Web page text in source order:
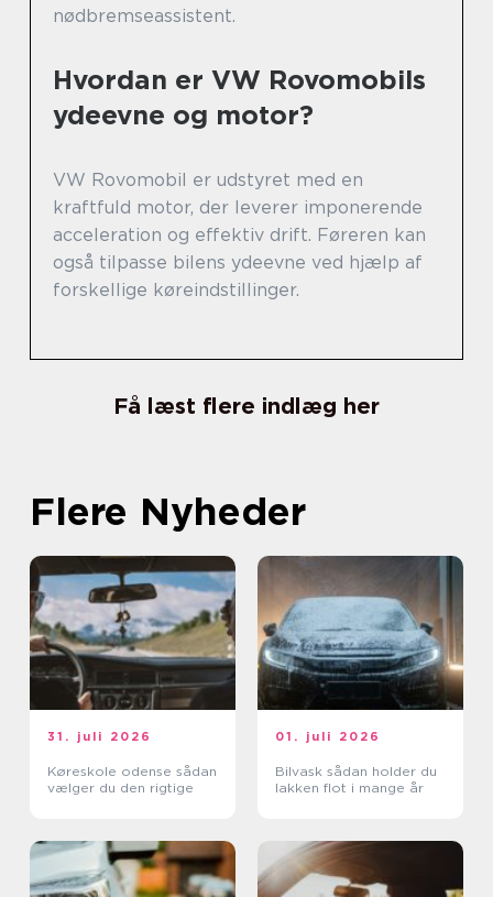
nødbremseassistent.
Hvordan er VW Rovomobils
ydeevne og motor?
VW Rovomobil er udstyret med en
kraftfuld motor, der leverer imponerende
acceleration og effektiv drift. Føreren kan
også tilpasse bilens ydeevne ved hjælp af
forskellige køreindstillinger.
Få læst flere indlæg her
Flere Nyheder
31. juli 2026
Køreskole odense sådan
vælger du den rigtige
01. juli 2026
Bilvask sådan holder du
lakken flot i mange år